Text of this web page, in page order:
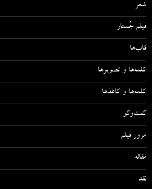
شعر
فیلم جُستار
قاب‌ها
کلمه‌ها و تصویرها
کلمه‌ها و کاغذها
گفت‌وگو
مرور فیلم
مقاله‌
نقد